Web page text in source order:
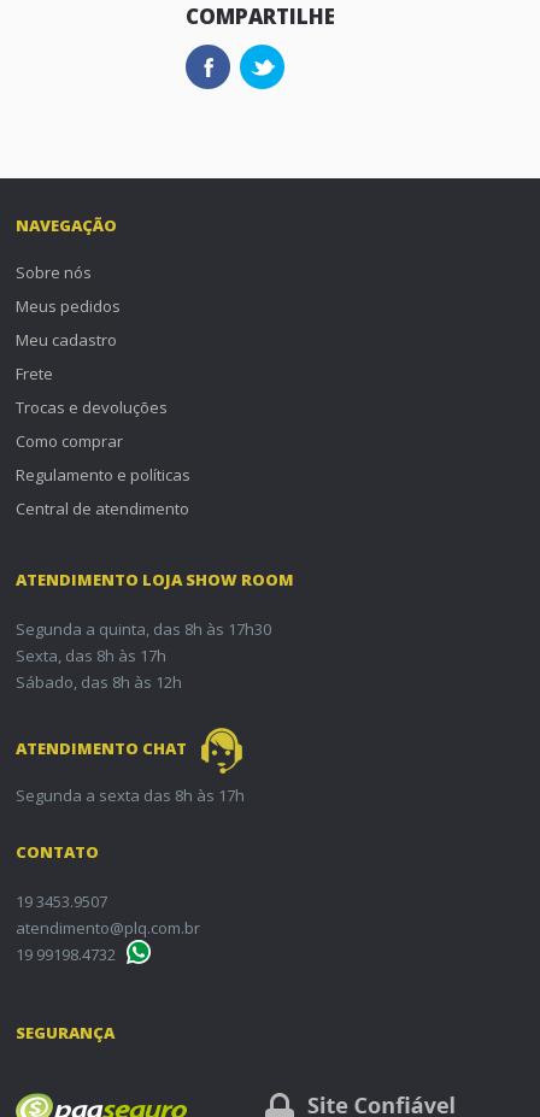
COMPARTILHE
NAVEGAÇÃO
Sobre nós
Meus pedidos
Meu cadastro
Frete
Trocas e devoluções
Como comprar
Regulamento e políticas
Central de atendimento
ATENDIMENTO LOJA SHOW ROOM
Segunda a quinta, das 8h às 17h30
Sexta, das 8h às 17h
Sábado, das 8h às 12h
ATENDIMENTO CHAT
Segunda a sexta das 8h às 17h
CONTATO
19 3453.9507
atendimento@plq.com.br
19 99198.4732
SEGURANÇA